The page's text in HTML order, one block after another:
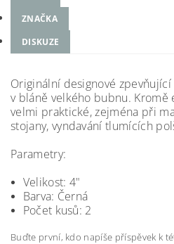
ZNAČKA
DISKUZE
Originální designové
v bláně velkého bubnu. Kromě
velmi praktické, zejména při
stojany, vyndavání tlumících
Parametry:
Velikost: 4"
Barva: Černá
Počet kusů: 2
Buďte první, kdo napíše příspěvek k